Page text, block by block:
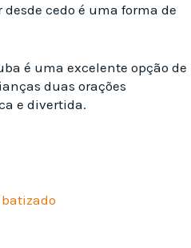
cedo é uma forma de
é uma excelente opção de
duas orações
e divertida.